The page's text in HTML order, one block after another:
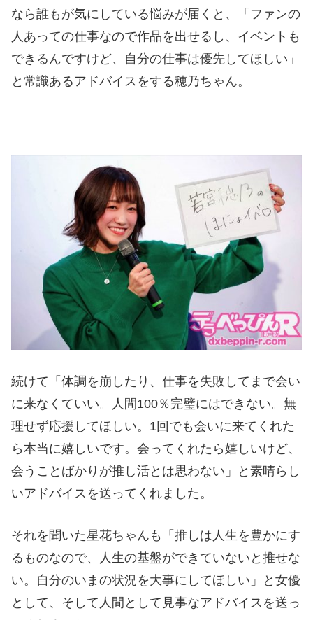
なら誰もが気にしている悩みが届くと、「ファンの
人あっての仕事なので作品を出せるし、イベントも
できるんですけど、自分の仕事は優先してほしい」
と常識あるアドバイスをする穂乃ちゃん。
続けて「体調を崩したり、仕事を失敗してまで会い
に来なくていい。人間100％完璧にはできない。無
理せず応援してほしい。1回でも会いに来てくれた
ら本当に嬉しいです。会ってくれたら嬉しいけど、
会うことばかりが推し活とは思わない」と素晴らし
いアドバイスを送ってくれました。
それを聞いた星花ちゃんも「推しは人生を豊かにす
るものなので、人生の基盤ができていないと推せな
い。自分のいまの状況を大事にしてほしい」と女優
として、そして人間として見事なアドバイスを送っ